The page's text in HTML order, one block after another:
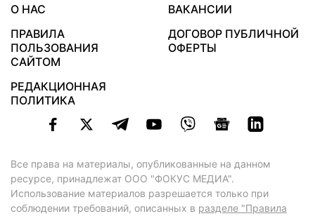
О НАС
ВАКАНСИИ
ПРАВИЛА
ПОЛЬЗОВАНИЯ
САЙТОМ
ДОГОВОР ПУБЛИЧНОЙ
ОФЕРТЫ
РЕДАКЦИОННАЯ
ПОЛИТИКА
Все права на материалы, опубликованные на данном
ресурсе, принадлежат ООО "ФОКУС МЕДИА".
Использование материалов разрешается только при
соблюдении требований, описанных в разделе "Правила